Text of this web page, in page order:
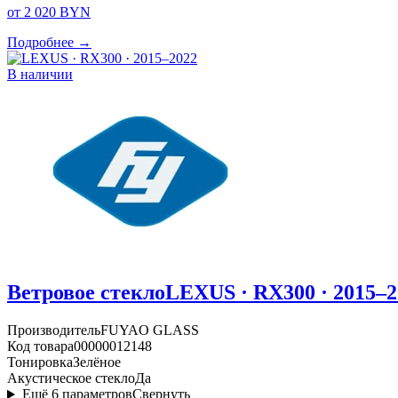
от 2 020 BYN
Подробнее →
В наличии
Ветровое стеклоLEXUS · RX300 ·
ПроизводительFUYAO GLASS
Код товара00000012148
ТонировкаЗелёное
Акустическое стеклоДа
Ещё 6 параметровСвернуть